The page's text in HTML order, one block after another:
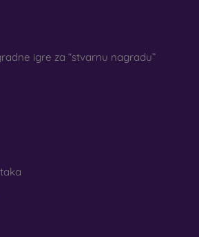
igre za “stvarnu nagradu”